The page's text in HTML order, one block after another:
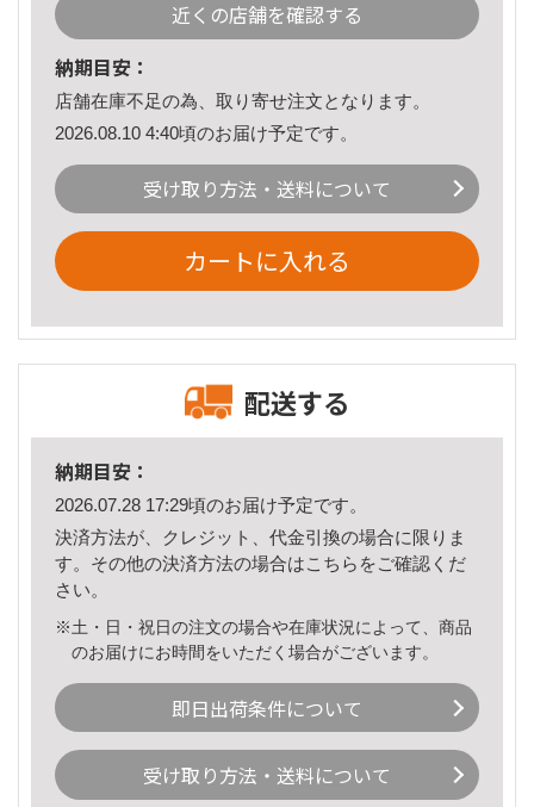
近くの店舗を確認する
納期目安：
店舗在庫不足の為、取り寄せ注文となります。
2026.08.10 4:40頃のお届け予定です。
受け取り方法・送料について
カートに入れる
配送する
納期目安：
2026.07.28 17:29頃のお届け予定です。
決済方法が、クレジット、代金引換の場合に限りま
す。その他の決済方法の場合はこちら をご確認くだ
さい。
※土・日・祝日の注文の場合や在庫状況によって、商品
のお届けにお時間をいただく場合がございます。
即日出荷条件について
受け取り方法・送料について